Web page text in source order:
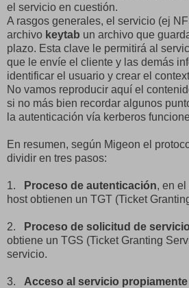
el servicio en cuestión.
A rasgos generales, el servicio (ej
archivo keytab un archivo que
plazo. Esta clave le permitirá al
que le envíe el cliente y las demás
identificar el usuario y crear el
No vamos reproducir aquí el
si no más bien recordar algunos
la autenticación vía kerberos
En resumen, según Migeon el
dividir en tres pasos:
1. Proceso de autenticación, en el
host obtienen un TGT (Ticket
2. Proceso de solicitud de servicio
obtiene un TGS (Ticket Granting
servicio.
3. Acceso al servicio